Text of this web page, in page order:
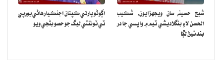
شيخ حسينه سان ويجهڙايون، شڪيب
الحسن لاءِ بنگلاديشي ٽيم ۾ واپسي جا در
بند ٿيڻ لڳا
اڳوڻو ڀارتي ڪپتان اجنڪيا رهاڻي يورپي
ٽي ٽوئنٽي ليگ جو حصو بڻجي ويو